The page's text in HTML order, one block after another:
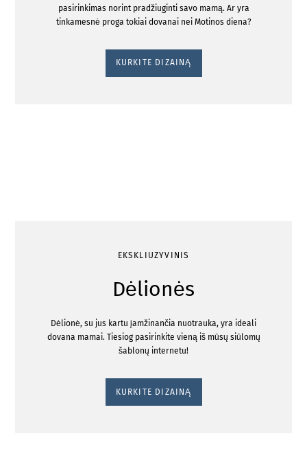
pasirinkimas norint pradžiuginti savo mamą. Ar yra
tinkamesnė proga tokiai dovanai nei Motinos diena?
KURKITE DIZAINĄ
EKSKLIUZYVINIS
Dėlionės
Dėlionė, su jus kartu įamžinančia nuotrauka, yra ideali
dovana mamai. Tiesiog pasirinkite vieną iš mūsų siūlomų
šablonų internetu!
KURKITE DIZAINĄ